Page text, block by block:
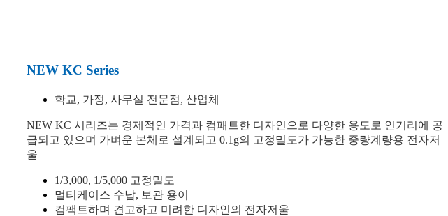
NEW KC Series
학교, 가정, 사무실 전문점, 산업체
NEW KC 시리즈는 경제적인 가격과 컴패트한 디자인으로 다양한 용도로 인기리에 공
급되고 있으며 가벼운 본체로 설계되고 0.1g의 고정밀도가 가능한 중량계량용 전자저
울
1/3,000, 1/5,000 고정밀도
멀티케이스 수납, 보관 용이
컴팩트하며 견고하고 미려한 디자인의 전자저울